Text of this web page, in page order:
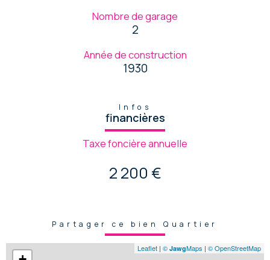
Nombre de garage
2
Année de construction
1930
Infos
financières
Taxe foncière annuelle
2 200 €
Partager ce bien Quartier
Leaflet | © JawgMaps | © OpenStreetMap